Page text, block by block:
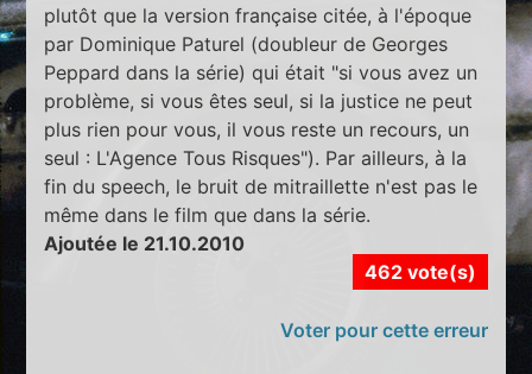
plutôt que la version française citée, à l'époque
par Dominique Paturel (doubleur de Georges
Peppard dans la série) qui était "si vous avez un
problème, si vous êtes seul, si la justice ne peut
plus rien pour vous, il vous reste un recours, un
seul : L'Agence Tous Risques"). Par ailleurs, à la
fin du speech, le bruit de mitraillette n'est pas le
même dans le film que dans la série.
Ajoutée le 21.10.2010
462 vote(s)
Voter pour cette erreur